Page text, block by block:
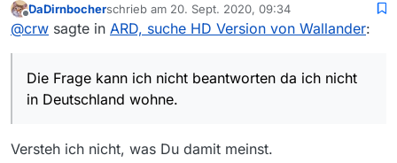
Die Frage kann ich nicht beantworten da ich nicht in
Deutschland wohne. MediathekView funktioniert für mich
neu zu sein.
https://www.daserste.de/unterhaltung/film/der-
donnerstags-krimi/videos/mankells-wallander-verrat-
werden muss (die bisherigen Filme haben da alle ein 2020
Danke.
DaDirnbocherschrieb am 20. Sept. 2020, 09:34
zuletzt editiert von
@crw sagte in ARD, suche HD Version von Wallander:
Die Frage kann ich nicht beantworten da ich nicht
in Deutschland wohne.
Versteh ich nicht, was Du damit meinst.